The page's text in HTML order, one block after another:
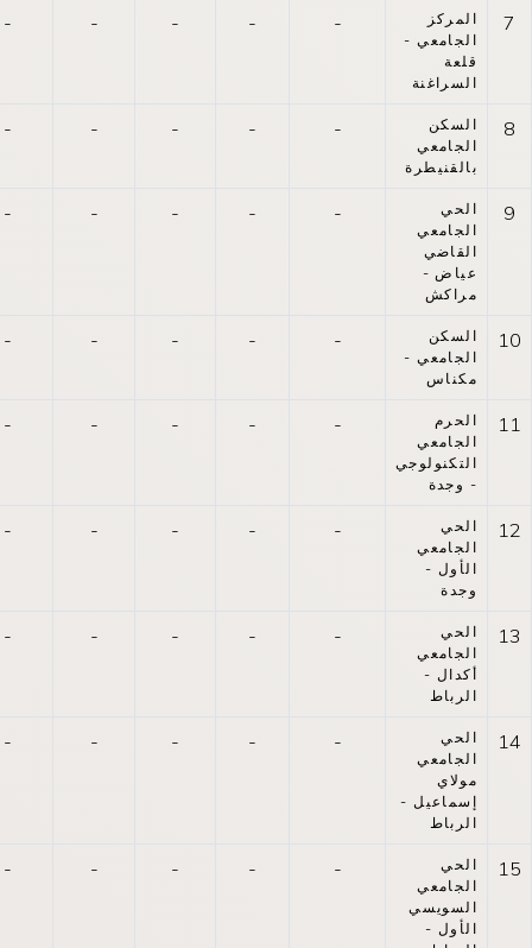
7
المركز
الجامعي -
قلعة
السراغنة
-
-
-
-
-
8
السكن
الجامعي
بالقنيطرة
-
-
-
-
-
9
الحي
الجامعي
القاضي
عياض -
مراكش
-
-
-
-
-
10
السكن
الجامعي -
مكناس
-
-
-
-
-
11
الحرم
الجامعي
التكنولوجي
- وجدة
-
-
-
-
-
12
الحي
الجامعي
الأول -
وجدة
-
-
-
-
-
13
الحي
الجامعي
أكدال -
الرباط
-
-
-
-
-
14
الحي
الجامعي
مولاي
إسماعيل -
الرباط
-
-
-
-
-
15
الحي
الجامعي
السويسي
الأول -
-
-
-
-
-